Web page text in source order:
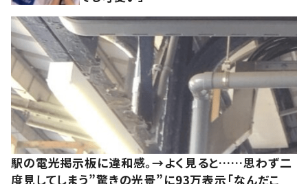
駅の電光掲示板に違和感。→よく見ると……思わず二
度見してしまう”驚きの光景”に93万表示「なんだこ